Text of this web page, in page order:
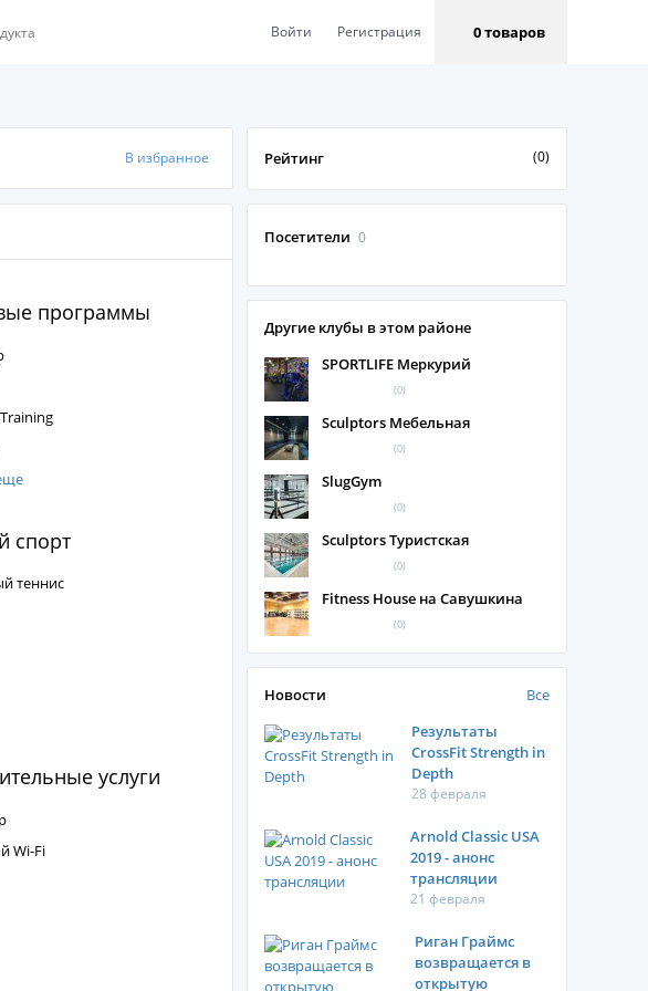
Войти Регистрация 0 товаров
В избранное Рейтинг (0)
программы
спорт
теннис
услуги
Wi-Fi
Посетители 0
Другие клубы в этом районе
SPORTLIFE Меркурий
(0)
Sculptors Мебельная
(0)
SlugGym
(0)
Sculptors Туристская
(0)
Fitness House на Савушкина
(0)
Новости
Все
Результаты
CrossFit Strength in
Depth
28 февраля
Arnold Classic USA
2019 - анонс
трансляции
21 февраля
Риган Граймс
возвращается в
открытую